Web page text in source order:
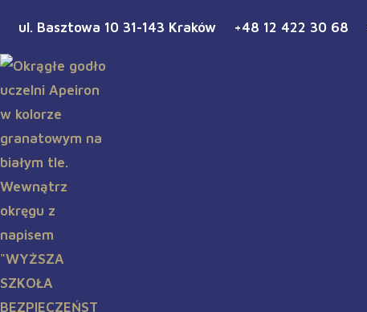
ul. Basztowa 10 31-143 Kraków +48 12 422 30 68